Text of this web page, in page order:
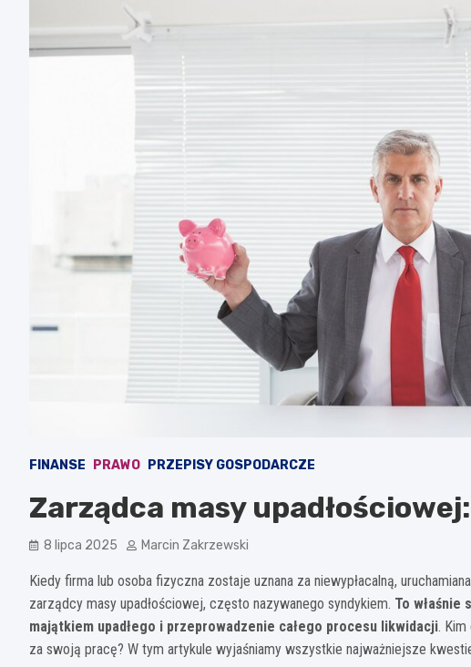
FINANSE PRAWO PRZEPISY GOSPODARCZE
Zarządca masy
8 lipca 2025 Marcin Zakrzewski
Kiedy firma lub osoba fizyczna zostaje uznana za niewypłacalną,
zarządcy masy upadłościowej, często nazywanego syndykiem. To właśnie
majątkiem upadłego i przeprowadzenie całego procesu likwidacji. Kim
za swoją pracę? W tym artykule wyjaśniamy wszystkie najważniejsze